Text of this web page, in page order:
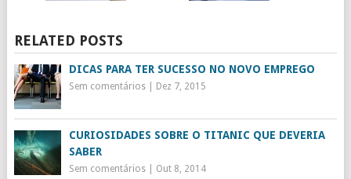
RELATED POSTS
DICAS PARA TER SUCESSO NO NOVO EMPREGO
Sem comentários| Dez 7, 2015
CURIOSIDADES SOBRE O TITANIC QUE DEVERIA
SABER
Sem comentários| Out 8, 2014